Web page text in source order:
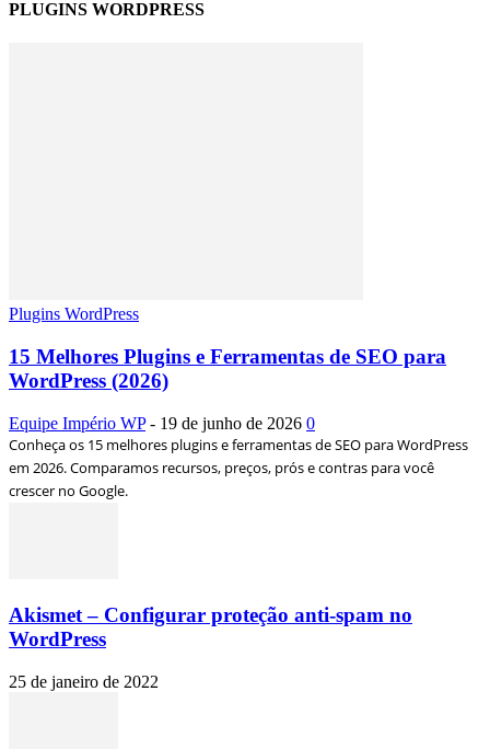
PLUGINS WORDPRESS
Plugins WordPress
15 Melhores Plugins e Ferramentas de SEO para
WordPress (2026)
Equipe Império WP - 19 de junho de 2026 0
Conheça os 15 melhores plugins e ferramentas de SEO para WordPress
em 2026. Comparamos recursos, preços, prós e contras para você
crescer no Google.
Akismet – Configurar proteção anti-spam no
WordPress
25 de janeiro de 2022